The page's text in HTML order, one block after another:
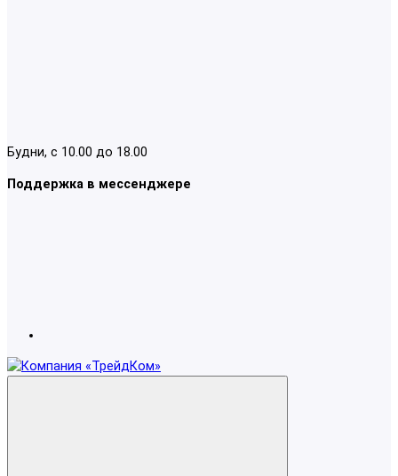
Будни, с 10.00 до 18.00
Поддержка в мессенджере